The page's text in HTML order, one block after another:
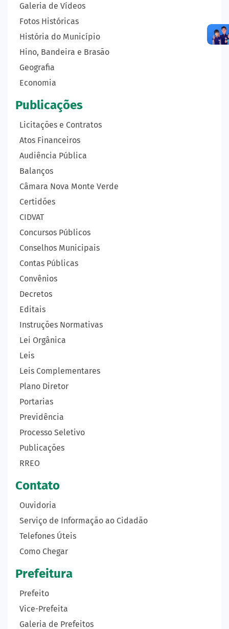
Galeria de Vídeos
Fotos Históricas
História do Município
Hino, Bandeira e Brasão
Geografia
Economia
Publicações
Licitações e Contratos
Atos Financeiros
Audiência Pública
Balanços
Câmara Nova Monte Verde
Certidões
CIDVAT
Concursos Públicos
Conselhos Municipais
Contas Públicas
Convênios
Decretos
Editais
Instruções Normativas
Lei Orgânica
Leis
Leis Complementares
Plano Diretor
Portarias
Previdência
Processo Seletivo
Publicações
RREO
Contato
Ouvidoria
Serviço de Informação ao Cidadão
Telefones Úteis
Como Chegar
Prefeitura
Prefeito
Vice-Prefeita
Galeria de Prefeitos